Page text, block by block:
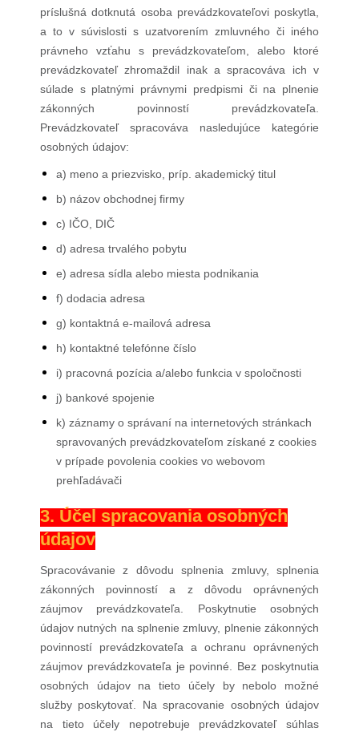
príslušná dotknutá osoba prevádzkovateľovi poskytla,
a to v súvislosti s uzatvorením zmluvného či iného
právneho vzťahu s prevádzkovateľom, alebo ktoré
prevádzkovateľ zhromaždil inak a spracováva ich v
súlade s platnými právnymi predpismi či na plnenie
zákonných povinností prevádzkovateľa.
Prevádzkovateľ spracováva nasledujúce kategórie
osobných údajov:
a) meno a priezvisko, príp. akademický titul
b) názov obchodnej firmy
c) IČO, DIČ
d) adresa trvalého pobytu
e) adresa sídla alebo miesta podnikania
f) dodacia adresa
g) kontaktná e-mailová adresa
h) kontaktné telefónne číslo
i) pracovná pozícia a/alebo funkcia v spoločnosti
j) bankové spojenie
k) záznamy o správaní na internetových stránkach
spravovaných prevádzkovateľom získané z cookies
v prípade povolenia cookies vo webovom
prehľadávači
3. Účel spracovania osobných
údajov
Spracovávanie z dôvodu splnenia zmluvy, splnenia
zákonných povinností a z dôvodu oprávnených
záujmov prevádzkovateľa. Poskytnutie osobných
údajov nutných na splnenie zmluvy, plnenie zákonných
povinností prevádzkovateľa a ochranu oprávnených
záujmov prevádzkovateľa je povinné. Bez poskytnutia
osobných údajov na tieto účely by nebolo možné
služby poskytovať. Na spracovanie osobných údajov
na tieto účely nepotrebuje prevádzkovateľ súhlas